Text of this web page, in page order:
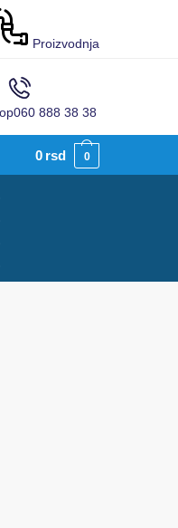
Proizvodnja
060 888 38 38
0 rsd 0